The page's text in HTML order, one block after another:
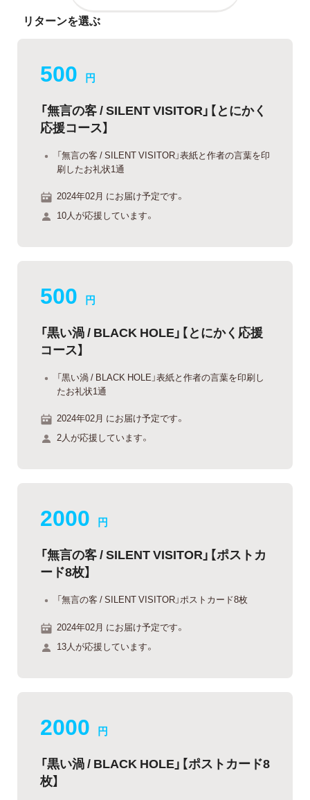
リターンを選ぶ
500 円
「無言の客 / SILENT VISITOR」【とにかく
応援コース】
「無言の客 / SILENT VISITOR」表紙と作者の言葉を印
刷したお礼状1通
2024年02月 にお届け予定です。
10人が応援しています。
500 円
「黒い渦 / BLACK HOLE」【とにかく応援
コース】
「黒い渦 / BLACK HOLE」表紙と作者の言葉を印刷し
たお礼状1通
2024年02月 にお届け予定です。
2人が応援しています。
2000 円
「無言の客 / SILENT VISITOR」【ポストカ
ード8枚】
「無言の客 / SILENT VISITOR」ポストカード8枚
2024年02月 にお届け予定です。
13人が応援しています。
2000 円
「黒い渦 / BLACK HOLE」【ポストカード8
枚】